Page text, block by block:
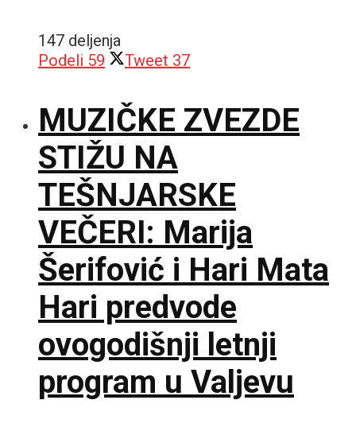
147 deljenja
Podeli 59 Tweet 37
MUZIČKE ZVEZDE
STIŽU NA
TEŠNJARSKE
VEČERI: Marija
Šerifović i Hari Mata
Hari predvode
ovogodišnji letnji
program u Valjevu